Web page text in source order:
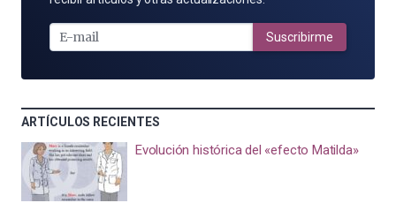
MAIL
Suscribirme
ARTÍCULOS RECIENTES
Evolución histórica del «efecto Matilda»